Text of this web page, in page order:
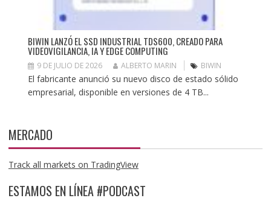
BIWIN LANZÓ EL SSD INDUSTRIAL TDS600, CREADO PARA
VIDEOVIGILANCIA, IA Y EDGE COMPUTING
9 DE JULIO DE 2026 ALBERTO MARIN BIWIN
El fabricante anunció su nuevo disco de estado sólido
empresarial, disponible en versiones de 4 TB...
MERCADO
Track all markets on TradingView
ESTAMOS EN LÍNEA #PODCAST